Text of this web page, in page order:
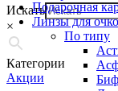
Искать
×
Категории
Акции
Подарочная
Линзы для
По типу